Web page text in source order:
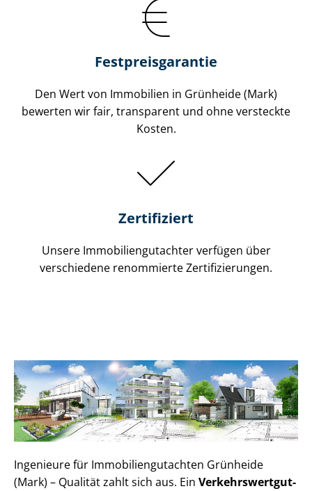
Festpreis​garantie
Den Wert von Immobilien in Grünheide (Mark)
bewerten wir fair, transparent und ohne versteckte
Kosten.
Zertifiziert
Unsere Immobilien­gutachter verfügen über
verschiedene renommierte Zer­ti­fi­zie­run­gen.
Ingenieure für Im­mo­bi­li­en­gut­ach­ten Grünheide
(Mark) – Qualität zahlt sich aus. Ein Ver­kehrs­wert­gut­